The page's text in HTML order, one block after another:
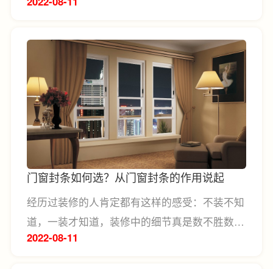
出越发多元化的审美趋向，个性化需求日益凸
视。整体家居在这样的市场需求下应运而生。整
体家居是产品、设计与服务所形成的一站式的整
体软装模式。通过对各种家具饰品进行精心的空
间布局安排，以达到为消费者省心、省钱的目
标，同时还能提升家庭品位，成为很多年轻家庭
的选择。
11
2022-08
门窗封条如何选？从门窗封条的作用说起
经历过装修的人肯定都有这样的感受：不装不知
道，一装才知道，装修中的细节真是数不胜数。
就拿门窗来说，除了门窗的材质、五金之外，门